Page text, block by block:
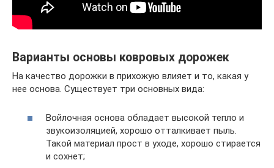
Варианты основы ковровых дорожек
На качество дорожки в прихожую влияет и то, какая у
нее основа. Существует три основных вида:
Войлочная основа обладает высокой тепло и
звукоизоляцией, хорошо отталкивает пыль.
Такой материал прост в уходе, хорошо стирается
и сохнет;